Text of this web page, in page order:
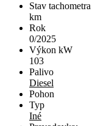
Stav tachometra
km
Rok
0/2025
Výkon kW
103
Palivo
Diesel
Pohon
Typ
Iné